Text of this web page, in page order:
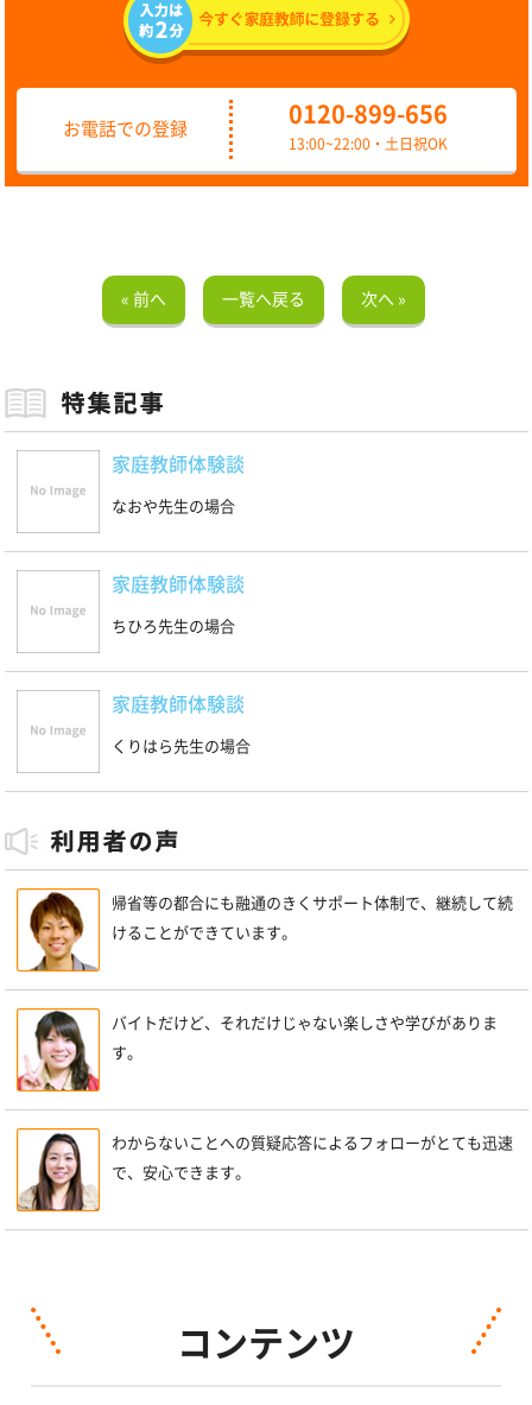
お電話での登録
0120-899-656
13:00~22:00・土日祝OK
« 前へ 一覧へ戻る 次へ »
家庭教師体験談
なおや先生の場合
家庭教師体験談
ちひろ先生の場合
家庭教師体験談
くりはら先生の場合
帰省等の都合にも融通のきくサポート体制で、継続して続
けることができています。
バイトだけど、それだけじゃない楽しさや学びがありま
す。
わからないことへの質疑応答によるフォローがとても迅速
で、安心できます。
コンテンツ